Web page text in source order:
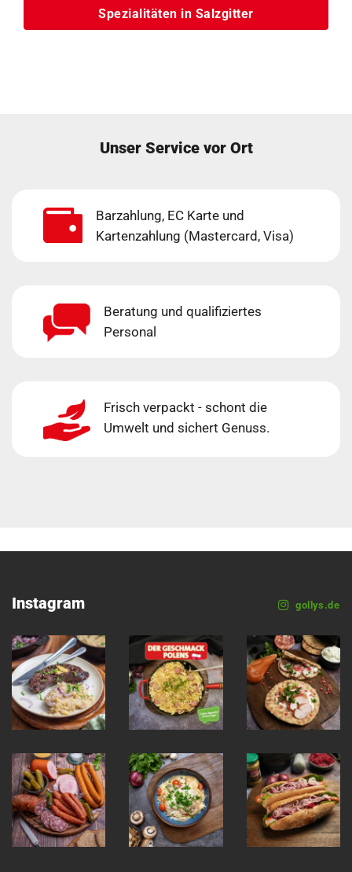
Spezialitäten in Salzgitter
Unser Service vor Ort
Barzahlung, EC Karte und
Kartenzahlung (Mastercard, Visa)
Beratung und qualifiziertes
Personal
Frisch verpackt - schont die
Umwelt und sichert Genuss.
Instagram gollys.de